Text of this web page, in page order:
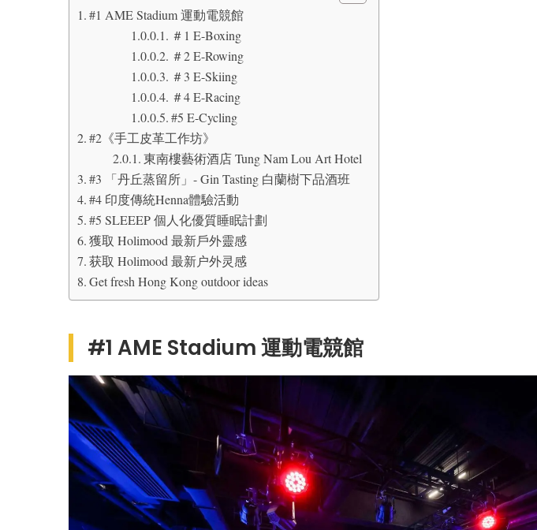
#1 AME Stadium 運動電競館
＃1 E-Boxing
＃2 E-Rowing
＃3 E-Skiing
＃4 E-Racing
#5 E-Cycling
#2《手工皮革工作坊》
東南樓藝術酒店 Tung Nam Lou Art Hotel
#3 「丹丘蒸留所」- Gin Tasting 白蘭樹下品酒班
#4 印度傳統Henna體驗活動
#5 SLEEEP 個人化優質睡眠計劃
獲取 Holimood 最新戶外靈感
获取 Holimood 最新户外灵感
Get fresh Hong Kong outdoor ideas
#1 AME Stadium 運動電競館